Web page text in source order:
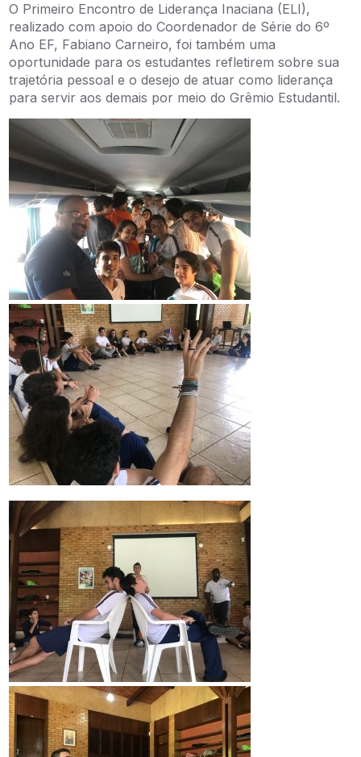
O Primeiro Encontro de Liderança Inaciana (ELI),
realizado com apoio do Coordenador de Série do 6º
Ano EF, Fabiano Carneiro, foi também uma
oportunidade para os estudantes refletirem sobre sua
trajetória pessoal e o desejo de atuar como liderança
para servir aos demais por meio do Grêmio Estudantil.